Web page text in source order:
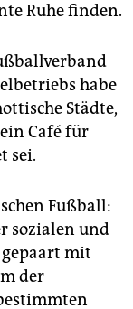
Ruhe finden.
habe
Städte,
Café für
sei.
Fußball:
sozialen und
mit
der